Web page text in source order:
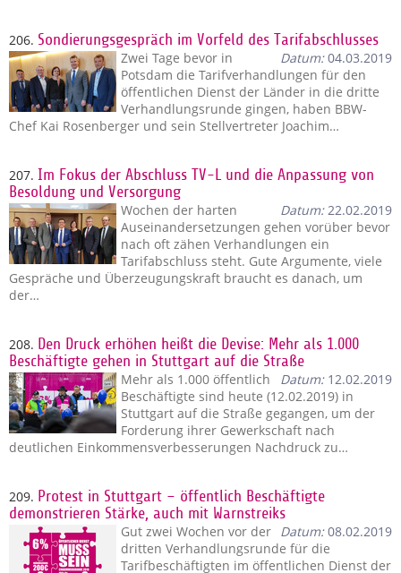
206. Sondierungsgespräch im Vorfeld des Tarifabschlusses
Datum:04.03.2019
Zwei Tage bevor in
Potsdam die Tarifverhandlungen für den
öffentlichen Dienst der Länder in die dritte
Verhandlungsrunde gingen, haben BBW-
Chef Kai Rosenberger und sein Stellvertreter Joachim…
207. Im Fokus der Abschluss TV-L und die Anpassung von
Besoldung und Versorgung
Datum:22.02.2019
Wochen der harten
Auseinandersetzungen gehen vorüber bevor
nach oft zähen Verhandlungen ein
Tarifabschluss steht. Gute Argumente, viele
Gespräche und Überzeugungskraft braucht es danach, um
der…
208. Den Druck erhöhen heißt die Devise: Mehr als 1.000
Beschäftigte gehen in Stuttgart auf die Straße
Datum:12.02.2019
Mehr als 1.000 öffentlich
Beschäftigte sind heute (12.02.2019) in
Stuttgart auf die Straße gegangen, um der
Forderung ihrer Gewerkschaft nach
deutlichen Einkommensverbesserungen Nachdruck zu…
209. Protest in Stuttgart – öffentlich Beschäftigte
demonstrieren Stärke, auch mit Warnstreiks
Datum:08.02.2019
Gut zwei Wochen vor der
dritten Verhandlungsrunde für die
Tarifbeschäftigten im öffentlichen Dienst der